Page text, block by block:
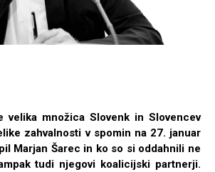
velika množica Slovenk in Slovencev
zahvalnosti v spomin na 27. januar
Marjan Šarec in ko so si oddahnili ne
tudi njegovi koalicijski partnerji.